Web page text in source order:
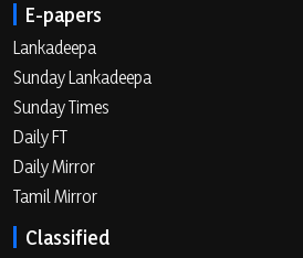
E-papers
Lankadeepa
Sunday Lankadeepa
Sunday Times
Daily FT
Daily Mirror
Tamil Mirror
Classified